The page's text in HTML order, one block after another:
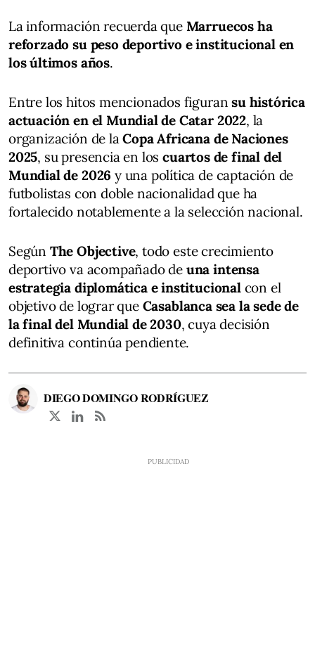
La información recuerda que Marruecos ha
reforzado su peso deportivo e institucional en
los últimos años.
Entre los hitos mencionados figuransu histórica
actuación en el Mundial de Catar 2022, la
organización de laCopa Africana de Naciones
2025, su presencia en loscuartos de final del
Mundial de 2026 y una política de captación de
futbolistas con doble nacionalidad que ha
fortalecido notablemente a la selección nacional.
Según The Objective, todo este crecimiento
deportivo va acompañado de una intensa
estrategia diplomática e institucionalcon el
objetivo de lograr que Casablanca sea la sede de
la final del Mundial de 2030, cuya decisión
definitiva continúa pendiente.
DIEGO DOMINGO RODRÍGUEZ